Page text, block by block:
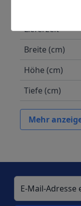
Lieferzeit
Breite (cm)
Höhe (cm)
Tiefe (cm)
Mehr
E-Mail-Adresse